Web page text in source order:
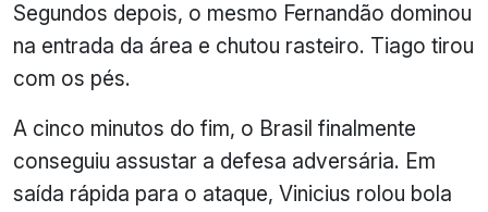
Segundos depois, o mesmo Fernandão dominou
na entrada da área e chutou rasteiro. Tiago tirou
com os pés.
A cinco minutos do fim, o Brasil finalmente
conseguiu assustar a defesa adversária. Em
saída rápida para o ataque, Vinicius rolou bola